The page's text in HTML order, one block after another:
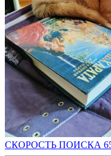
СКОРОСТЬ ПОИСКА